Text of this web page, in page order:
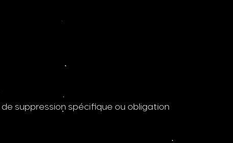
suppression spécifique ou obligation